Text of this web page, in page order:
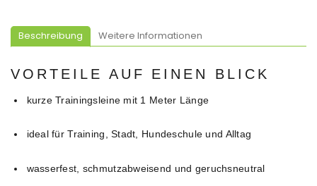
Beschreibung Weitere Informationen
VORTEILE AUF EINEN BLICK
kurze Trainingsleine mit 1 Meter Länge
ideal für Training, Stadt, Hundeschule und Alltag
wasserfest, schmutzabweisend und geruchsneutral